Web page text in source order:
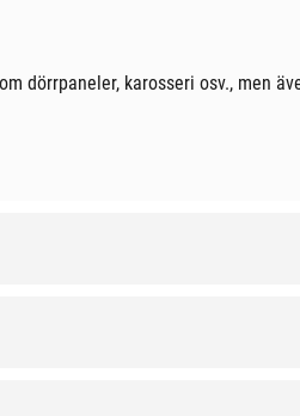
dörrpaneler, karosseri osv., men